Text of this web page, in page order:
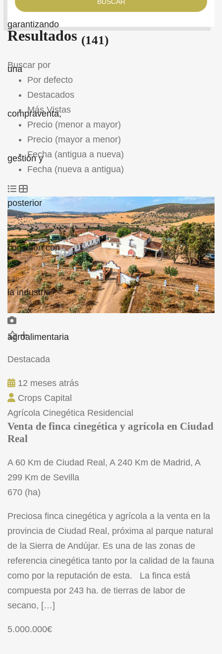
Resultados (141)
Buscar por
Por defecto
Destacados
Más Vistas
Precio (menor a mayor)
Precio (mayor a menor)
Fecha (antigua a nueva)
Fecha (nueva a antigua)
Destacada
12 meses atrás
Crops Capital
Agrícola Cinegética Residencial
Venta de finca cinegética y agrícola en Ciudad
Real
A 60 Km de Ciudad Real, A 240 Km de Madrid, A
299 Km de Sevilla
670 (ha)
Preciosa finca cinegética y agrícola a la venta en la
provincia de Ciudad Real, próxima al parque natural
de la Sierra de Andújar. Es una de las zonas de
referencia cinegética tanto por la calidad de la fauna
como por la reputación de esta. La finca está
compuesta por 243 ha. de tierras de labor de
secano, […]
5.000.000€